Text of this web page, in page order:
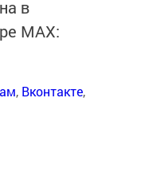
в
MАХ:
, Вконтакте,